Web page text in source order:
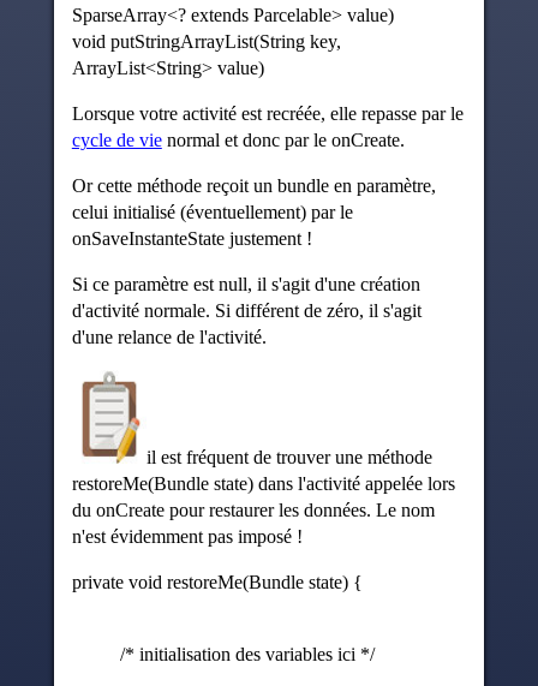
SparseArray<? extends Parcelable> value)
void putStringArrayList(String key,
ArrayList<String> value)
Lorsque votre activité est recréée, elle repasse par le
cycle de vienormal et donc par le onCreate.
Or cette méthode reçoit un bundle en paramètre,
celui initialisé (éventuellement) par le
onSaveInstanteState justement !
Si ce paramètre est null, il s'agit d'une création
d'activité normale. Si différent de zéro, il s'agit
d'une relance de l'activité.
il est fréquent de trouver une méthode
restoreMe(Bundle state) dans l'activité appelée lors
du onCreate pour restaurer les données. Le nom
n'est évidemment pas imposé !
private void restoreMe(Bundle state) {
/* initialisation des variables ici */